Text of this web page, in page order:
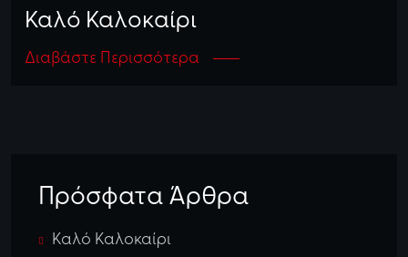
Καλό Καλοκαίρι
Διαβάστε Περισσότερα
Πρόσφατα Άρθρα
Καλό Καλοκαίρι